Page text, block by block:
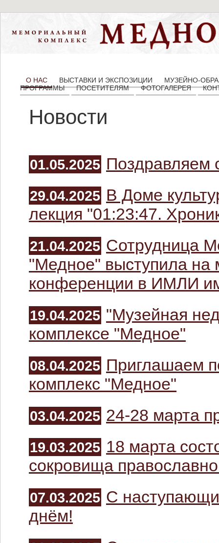
О НАС ВЫСТАВКИ И ЭКСПОЗИЦИИ
МУЗЕЙНО-
ПРОГРАММЫ
ПОСЕТИТЕЛЯМ ФОТОГАЛЕРЕЯ
Новости
01.05.2025 Поздравляем
29.04.2025 В Доме
лекция "01:23:47.
21.04.2025 Сотрудница
"Медное" выступила на
конференции в ИМЛИ
19.04.2025 "Музейная
комплексе "Медное"
08.04.2025 Приглашаем
комплекс "Медное"
03.04.2025 24-28 марта
19.03.2025 18 марта
сокровища
07.03.2025 С
днём!